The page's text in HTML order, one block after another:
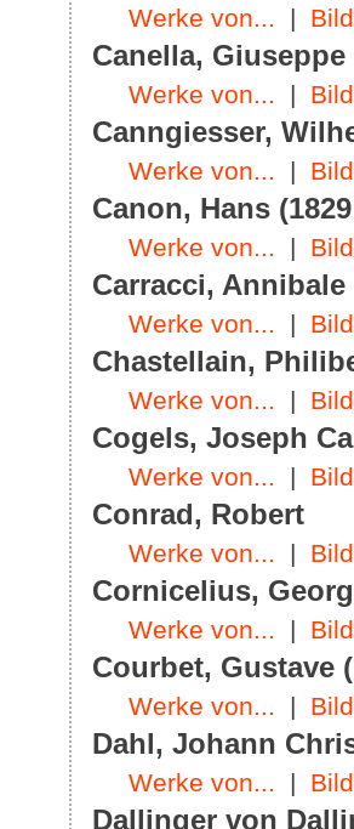
Werke von... |
Canella, Giuseppe
Werke von... |
Canngiesser,
Werke von... |
Canon, Hans
Werke von... |
Carracci, Annibale
Werke von... |
Chastellain,
Werke von... |
Cogels, Joseph
Werke von... |
Conrad, Robert
Werke von... |
Cornicelius,
Werke von... |
Courbet, Gustave
Werke von... |
Dahl, Johann
Werke von... |
Dallinger von